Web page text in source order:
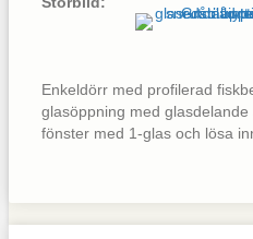
Enkeldörr med profilerad
glasöppning med
fönster med 1-glas och lösa